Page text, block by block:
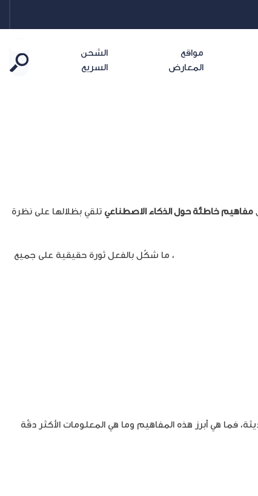
مواقع
المعارض
الشحن
السريع
مفاهيم خاطئة حول الذكاء الاصطناعي تلقي بظلالها على نظرة
، ما شكّل بالفعل ثورة حقيقية على جميع
فما هي أبرز هذه المفاهيم وما هي المعلومات الأكثر دقّة